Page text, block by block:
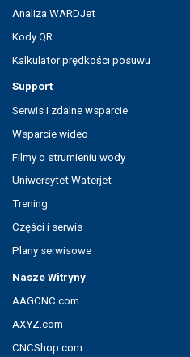
Analiza WARDJet
Kody QR
Kalkulator prędkości posuwu
Support
Serwis i zdalne wsparcie
Wsparcie wideo
Filmy o strumieniu wody
Uniwersytet Waterjet
Trening
Części i serwis
Plany serwisowe
Nasze Witryny
AAGCNC.com
AXYZ.com
CNCShop.com